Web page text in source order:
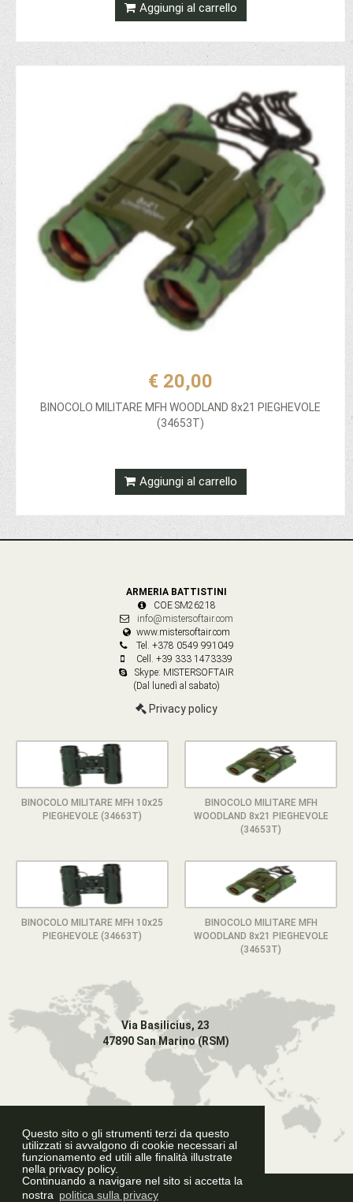
Questo sito o gli strumenti terzi da questo
utilizzati si avvalgono di cookie necessari al
funzionamento ed utili alle finalità illustrate
nella privacy policy.
Continuando a navigare nel sito si accetta la
nostra politica sulla privacy
Aggiungi al carrello
€ 20,00
BINOCOLO MILITARE MFH WOODLAND 8x21 PIEGHEVOLE
(34653T)
Aggiungi al carrello
ARMERIA BATTISTINI
COE SM26218
info@mistersoftair.com
www.mistersoftair.com
Tel. +378 0549 991049
Cell. +39 333 1473339
Skype: MISTERSOFTAIR
(Dal lunedì al sabato)
Privacy policy
BINOCOLO MILITARE MFH 10x25
PIEGHEVOLE (34663T)
BINOCOLO MILITARE MFH
WOODLAND 8x21 PIEGHEVOLE
(34653T)
BINOCOLO MILITARE MFH 10x25
PIEGHEVOLE (34663T)
BINOCOLO MILITARE MFH
WOODLAND 8x21 PIEGHEVOLE
(34653T)
Via Basilicius, 23
47890 San Marino (RSM)
Graphic Design